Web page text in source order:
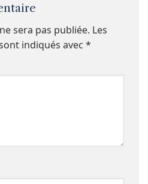
sera pas publiée. Les
indiqués avec *